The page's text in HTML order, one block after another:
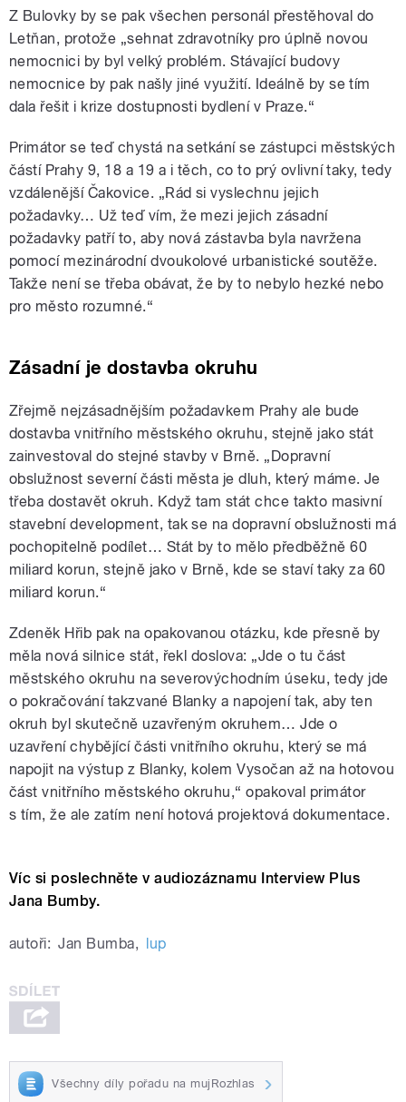
Z Bulovky by se pak všechen personál přestěhoval do
Letňan, protože „sehnat zdravotníky pro úplně novou
nemocnici by byl velký problém. Stávající budovy
nemocnice by pak našly jiné využití. Ideálně by se tím
dala řešit i krize dostupnosti bydlení v Praze.“
Primátor se teď chystá na setkání se zástupci městských
částí Prahy 9, 18 a 19 a i těch, co to prý ovlivní taky, tedy
vzdálenější Čakovice. „Rád si vyslechnu jejich
požadavky… Už teď vím, že mezi jejich zásadní
požadavky patří to, aby nová zástavba byla navržena
pomocí mezinárodní dvoukolové urbanistické soutěže.
Takže není se třeba obávat, že by to nebylo hezké nebo
pro město rozumné.“
Zásadní je dostavba okruhu
Zřejmě nejzásadnějším požadavkem Prahy ale bude
dostavba vnitřního městského okruhu, stejně jako stát
zainvestoval do stejné stavby v Brně. „Dopravní
obslužnost severní části města je dluh, který máme. Je
třeba dostavět okruh. Když tam stát chce takto masivní
stavební development, tak se na dopravní obslužnosti má
pochopitelně podílet… Stát by to mělo předběžně 60
miliard korun, stejně jako v Brně, kde se staví taky za 60
miliard korun.“
Zdeněk Hřib pak na opakovanou otázku, kde přesně by
měla nová silnice stát, řekl doslova: „Jde o tu část
městského okruhu na severovýchodním úseku, tedy jde
o pokračování takzvané Blanky a napojení tak, aby ten
okruh byl skutečně uzavřeným okruhem… Jde o
uzavření chybějící části vnitřního okruhu, který se má
napojit na výstup z Blanky, kolem Vysočan až na hotovou
část vnitřního městského okruhu,“ opakoval primátor
s tím, že ale zatím není hotová projektová dokumentace.
Víc si poslechněte v audiozáznamu Interview Plus
Jana Bumby.
autoři: Jan Bumba, lup
Všechny díly pořadu na mujRozhlas